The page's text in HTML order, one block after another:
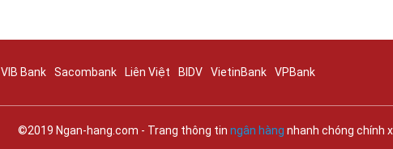
VIB Bank Sacombank Liên Việt BIDV VietinBank VPBank
©2019 Ngan-hang.com - Trang thông tin ngân hàng nhanh chóng chính